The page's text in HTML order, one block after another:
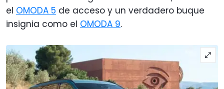
el OMODA 5 de acceso y un verdadero buque
insignia como el OMODA 9.